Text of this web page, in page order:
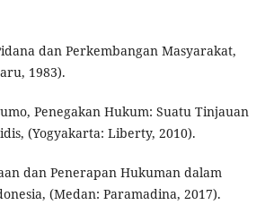
dan Perkembangan Masyarakat,
1983).
Penegakan Hukum: Suatu Tinjauan
(Yogyakarta: Liberty, 2010).
dan Penerapan Hukuman dalam
(Medan: Paramadina, 2017).